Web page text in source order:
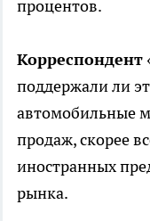
процентов.
Корреспондент
поддержали ли
автомобильные
продаж, скорее
иностранных
рынка.